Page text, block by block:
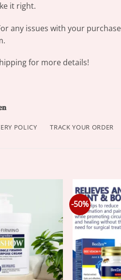
it right.
any issues with your
for more details!
POLICY TRACK YOUR ORDER
-50%